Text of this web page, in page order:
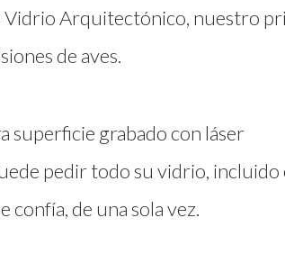
Vidrio Arquitectónico, nuestro
de aves.
superficie grabado con láser
pedir todo su vidrio, incluido
confía, de una sola vez.